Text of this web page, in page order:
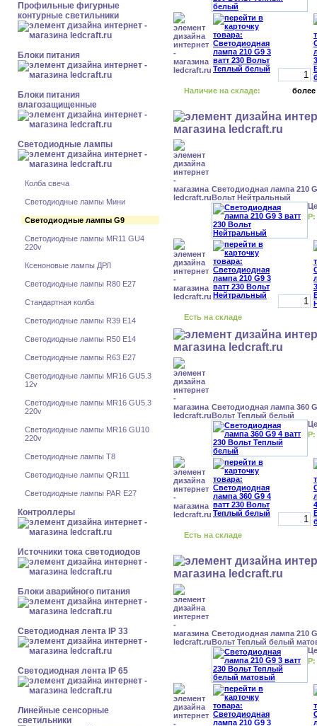
Профильные фигурные
контурные светильники
Блоки питания
Блоки питания
влагозащищенные
Светодиодные лампы
Колба свеча
Светодиодные лампы Мини
Светодиодные лампы G9
Светодиодные лампы MR11 GU4
220v
Ксеноновые лампы ДРЛ
Светодиодные лампы R80 E27
Стандартная колба
Светодиодные лампы R39 E14
Светодиодные лампы R50 E14
Светодиодные лампы R63 E27
Светодиодные лампы MR16 GU5.3
12v
Светодиодные лампы MR16 GU5.3
220v
Светодиодные лампы MR16 GU10
220v
Светодиодные лампы Т8
Светодиодные лампы QR111
Светодиодные лампы PAR E27
Контроллеры
Источники тока светодиодов
Блоки аварийного питания
Светодиодная лента IP 33
Светодиодная лента IP 65
Линейные сенсорные
светильники
Наличие на складе: более
Светодиодная лампа 210
Вольт Нейтральный
Р:
Есть на складе
Светодиодная лампа 360
Вольт Теплый белый
Р:
Есть на складе
Светодиодная лампа 210
Вольт Теплый белый
Р: